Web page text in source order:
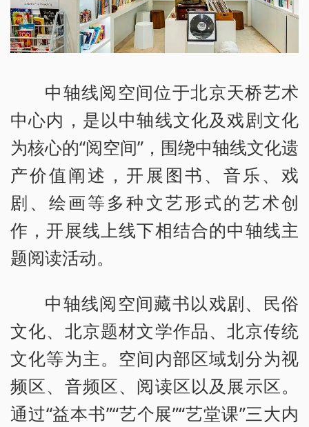
中轴线阅空间位于北京天桥艺术
中心内，是以中轴线文化及戏剧文化
为核心的“阅空间”，围绕中轴线文化遗
产价值阐述，开展图书、音乐、戏
剧、绘画等多种文艺形式的艺术创
作，开展线上线下相结合的中轴线主
题阅读活动。
中轴线阅空间藏书以戏剧、民俗
文化、北京题材文学作品、北京传统
文化等为主。空间内部区域划分为视
频区、音频区、阅读区以及展示区。
通过“益本书”“艺个展”“艺堂课”三大内